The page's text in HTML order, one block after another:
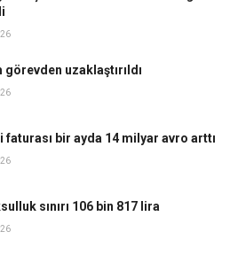
görevden uzaklaştırıldı
faturası bir ayda 14 milyar avro arttı
sınırı 106 bin 817 lira